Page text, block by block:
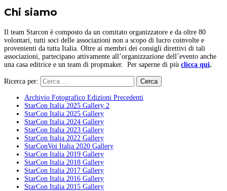
Chi siamo
Il team Starcon è composto da un comitato organizzatore e da oltre 80
volontari, tutti soci delle associazioni non a scopo di lucro coinvolte e
provenienti da tutta Italia. Oltre ai membri dei consigli direttivi di tali
associazioni, partecipano attivamente all’organizzazione dell’evento anche
una casa editrice e un team di propmaker. Per saperne di più clicca qui.
Ricerca per:
Archivio Fotografico Edizioni Precedenti
StarCon Italia 2025 Gallery 2
StarCon Italia 2025 Gallery
StarCon Italia 2024 Gallery
StarCon Italia 2023 Gallery
StarCon Italia 2022 Gallery
StarConVoi Italia 2020 Gallery
StarCon Italia 2019 Gallery
StarCon Italia 2018 Gallery
StarCon Italia 2017 Gallery
StarCon Italia 2016 Gallery
StarCon Italia 2015 Gallery